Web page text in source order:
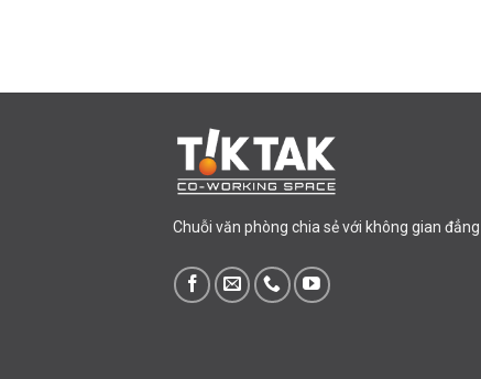
Chuỗi văn phòng chia sẻ với không gian